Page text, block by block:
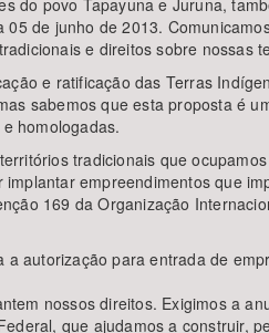
do povo Tapayuna e Juruna,
de junho de 2013.
e direitos sobre nossas
e ratificação das Terras
sabemos que esta proposta é
homologadas.
tradicionais que
empreendimentos que
169 da Organização
autorização para entrada de
nossos direitos. Exigimos a
que ajudamos a construir,